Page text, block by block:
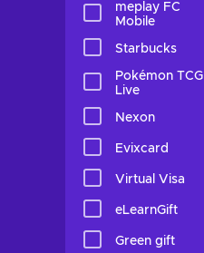
meplay FC
Mobile
Starbucks
Pokémon TCG
Live
Nexon
Evixcard
Virtual Visa
eLearnGift
Green gift